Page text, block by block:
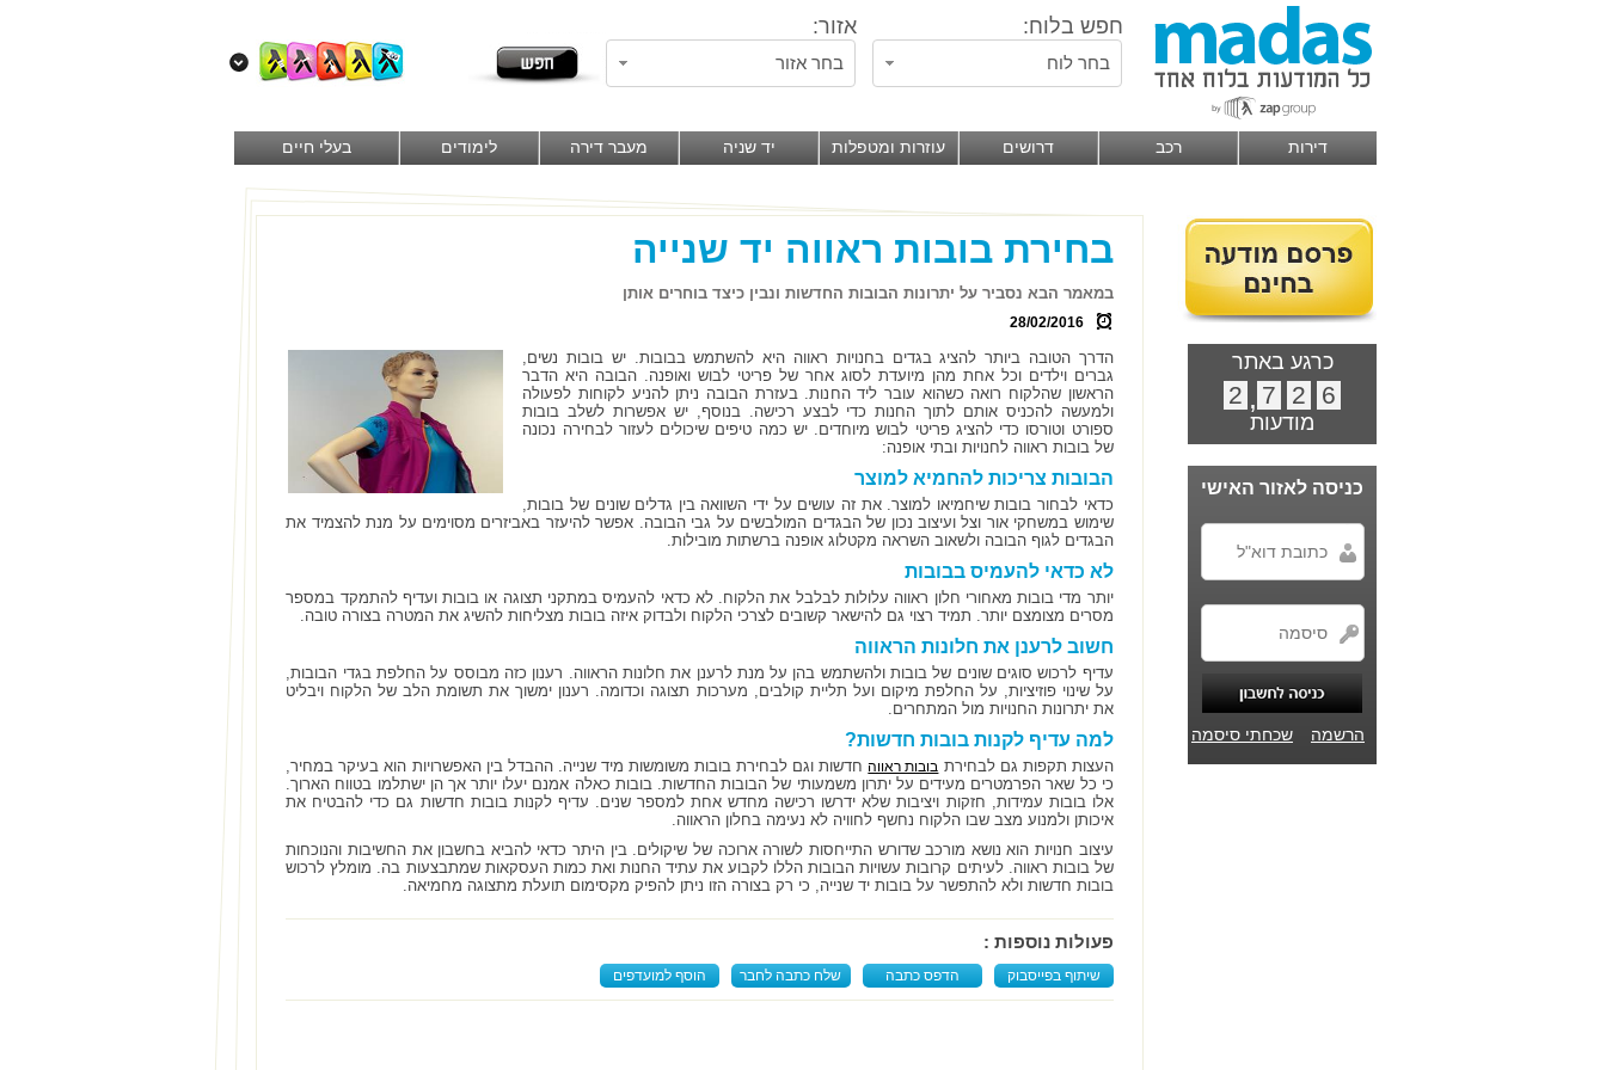
חפש בלוח: אזור:
בחר לוח בחר אזור
דירות רכב דרושים עוזרות ומטפלות יד שניה מעבר דירה לימודים בעלי חיים
כרגע באתר
6
2
7
,
2
מודעות
כניסה לאזור האישי
הרשמה שכחתי סיסמה
בחירת בובות ראווה יד שנייה
במאמר הבא נסביר על יתרונות הבובות החדשות ונבין כיצד בוחרים אותן
28/02/2016
הדרך הטובה ביותר להציג בגדים בחנויות ראווה היא להשתמש בבובות. יש בובות נשים,
גברים וילדים וכל אחת מהן מיועדת לסוג אחר של פריטי לבוש ואופנה. הבובה היא הדבר
הראשון שהלקוח רואה כשהוא עובר ליד החנות. בעזרת הבובה ניתן להניע לקוחות לפעולה
ולמעשה להכניס אותם לתוך החנות כדי לבצע רכישה. בנוסף, יש אפשרות לשלב בובות
ספורט וטורסו כדי להציג פריטי לבוש מיוחדים. יש כמה טיפים שיכולים לעזור לבחירה נכונה
של בובות ראווה לחנויות ובתי אופנה:
הבובות צריכות להחמיא למוצר
כדאי לבחור בובות שיחמיאו למוצר. את זה עושים על ידי השוואה בין גדלים שונים של בובות,
שימוש במשחקי אור וצל ועיצוב נכון של הבגדים המולבשים על גבי הבובה. אפשר להיעזר באביזרים מסוימים על מנת להצמיד את
הבגדים לגוף הבובה ולשאוב השראה מקטלוג אופנה ברשתות מובילות.
לא כדאי להעמיס בבובות
יותר מדי בובות מאחורי חלון ראווה עלולות לבלבל את הלקוח. לא כדאי להעמיס במתקני תצוגה או בובות ועדיף להתמקד במספר
מסרים מצומצם יותר. תמיד רצוי גם להישאר קשובים לצרכי הלקוח ולבדוק איזה בובות מצליחות להשיג את המטרה בצורה טובה.
חשוב לרענן את חלונות הראווה
עדיף לרכוש סוגים שונים של בובות ולהשתמש בהן על מנת לרענן את חלונות הראווה. רענון כזה מבוסס על החלפת בגדי הבובות,
על שינוי פוזיציות, על החלפת מיקום ועל תליית קולבים, מערכות תצוגה וכדומה. רענון ימשוך את תשומת הלב של הלקוח ויבליט
את יתרונות החנויות מול המתחרים.
למה עדיף לקנות בובות חדשות?
העצות תקפות גם לבחירת בובות ראווהחדשות וגם לבחירת בובות משומשות מיד שנייה. ההבדל בין האפשרויות הוא בעיקר במחיר,
כי כל שאר הפרמטרים מעידים על יתרון משמעותי של הבובות החדשות. בובות כאלה אמנם יעלו יותר אך הן ישתלמו בטווח הארוך.
אלו בובות עמידות, חזקות ויציבות שלא ידרשו רכישה מחדש אחת למספר שנים. עדיף לקנות בובות חדשות גם כדי להבטיח את
איכותן ולמנוע מצב שבו הלקוח נחשף לחוויה לא נעימה בחלון הראווה.
עיצוב חנויות הוא נושא מורכב שדורש התייחסות לשורה ארוכה של שיקולים. בין היתר כדאי להביא בחשבון את החשיבות והנוכחות
של בובות ראווה. לעיתים קרובות עשויות הבובות הללו לקבוע את עתיד החנות ואת כמות העסקאות שמתבצעות בה. מומלץ לרכוש
בובות חדשות ולא להתפשר על בובות יד שנייה, כי רק בצורה הזו ניתן להפיק מקסימום תועלת מתצוגה מחמיאה.
פעולות נוספות :
שיתוף בפייסבוק הדפס כתבה שלח כתבה לחבר הוסף למועדפים